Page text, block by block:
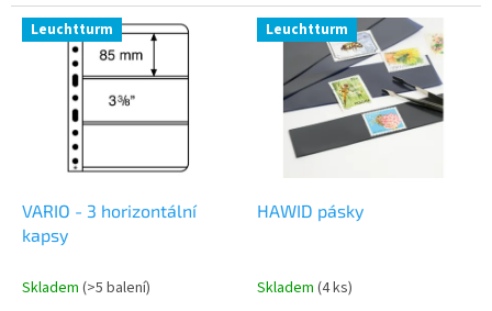
Leuchtturm
VARIO - 3 horizontální
kapsy
Skladem (>5 balení)
Leuchtturm
HAWID pásky
Skladem (4 ks)